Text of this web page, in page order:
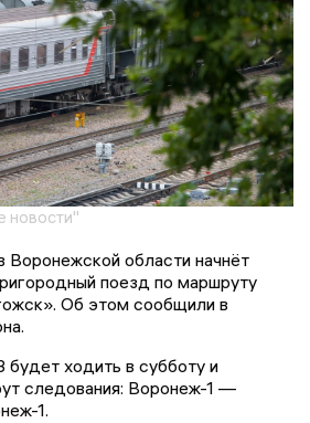
новости"
области начнёт
поезд по маршруту
Об этом сообщили в
ходить в субботу и
следования: Воронеж-1 —
1.